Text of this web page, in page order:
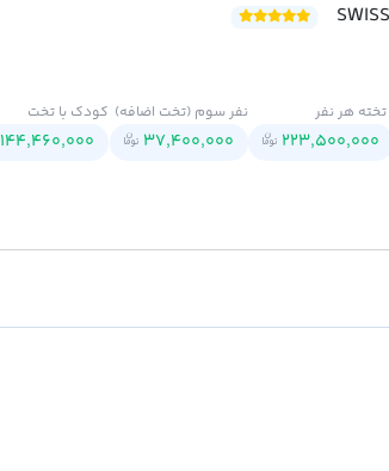
223,500,000
نفر سوم (تخت اضافه)
37,400,000
کودک با تخت
144,460,000